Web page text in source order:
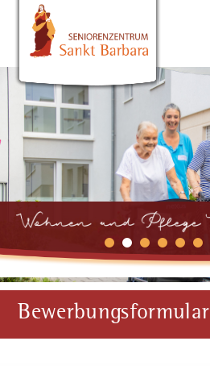
Bewerbungsformular